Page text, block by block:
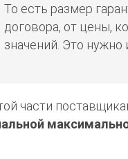
То есть размер
договора, от цены,
значений. Это нужно
части